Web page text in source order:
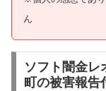
ん
ソフト闇金レ
町の被害報告